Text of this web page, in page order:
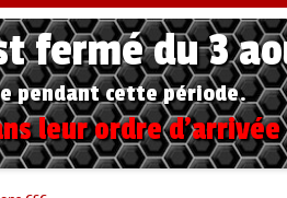
fermé du 3
pendant cette période.
leur ordre